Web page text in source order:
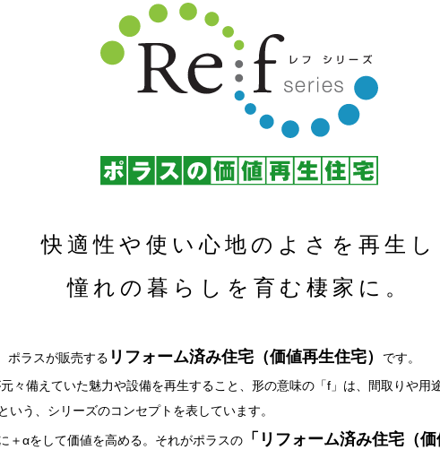
快適性や使い心地のよさを再生し
憧れの暮らしを育む棲家に。
ポラスが販売する リフォーム済み住宅（価値再生住宅）
です。
元々備えていた魅力や設備を再生すること、形の意味の「f」は、間取りや用
いう、シリーズのコンセプトを表しています。
＋αをして価値を高める。それがポラスの「リフォーム済み住宅（価